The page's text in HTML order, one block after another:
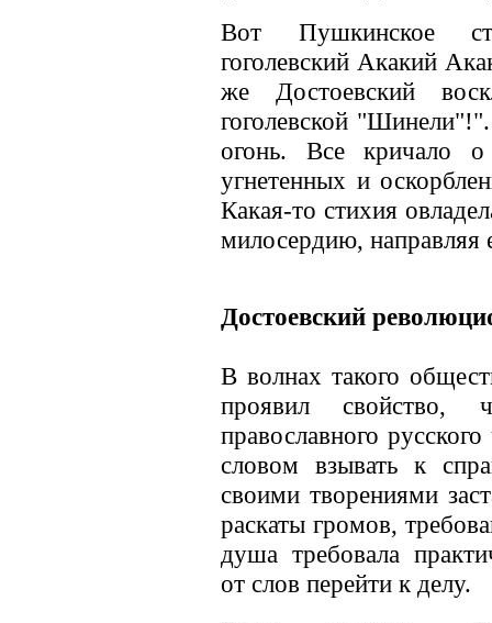
Вот Пушкинское
гоголевский Акакий
же Достоевский
гоголевской
огонь. Все кричало о
угнетенных и
Какая-то стихия
милосердию, направляя
Достоевский
В волнах такого
проявил свойство,
православного
словом взывать к
своими творениями
раскаты громов,
душа требовала
от слов перейти к делу.